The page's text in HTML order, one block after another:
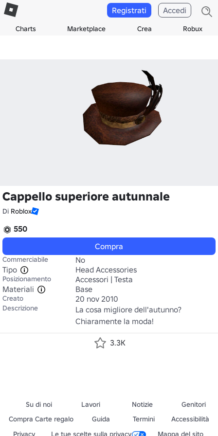
Charts Marketplace Crea Robux
Registrati Accedi
Cappello superiore autunnale
Di Roblox
550
Compra
Commerciabile
No
Tipo
Head Accessories
Posizionamento
Accessori | Testa
Materiali
Base
Creato 20 nov 2010
Descrizione
La cosa migliore dell'autunno?
Chiaramente la moda!
3.3K
Su di noi Lavori Notizie
Genitori
Compra Carte regalo
Guida Termini
Accessibilità
Privacy
Le tue scelte sulla privacy Mappa del sito